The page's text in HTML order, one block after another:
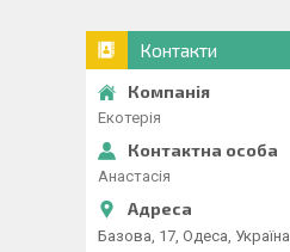
Контакти
Екотерія
Анастасія
Базова, 17, Одеса, Україна